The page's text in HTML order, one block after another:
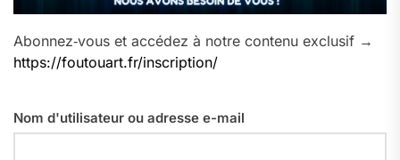
Abonnez‑vous et accédez à notre contenu exclusif →
https://foutouart.fr/inscription/
Nom d'utilisateur ou adresse e-mail